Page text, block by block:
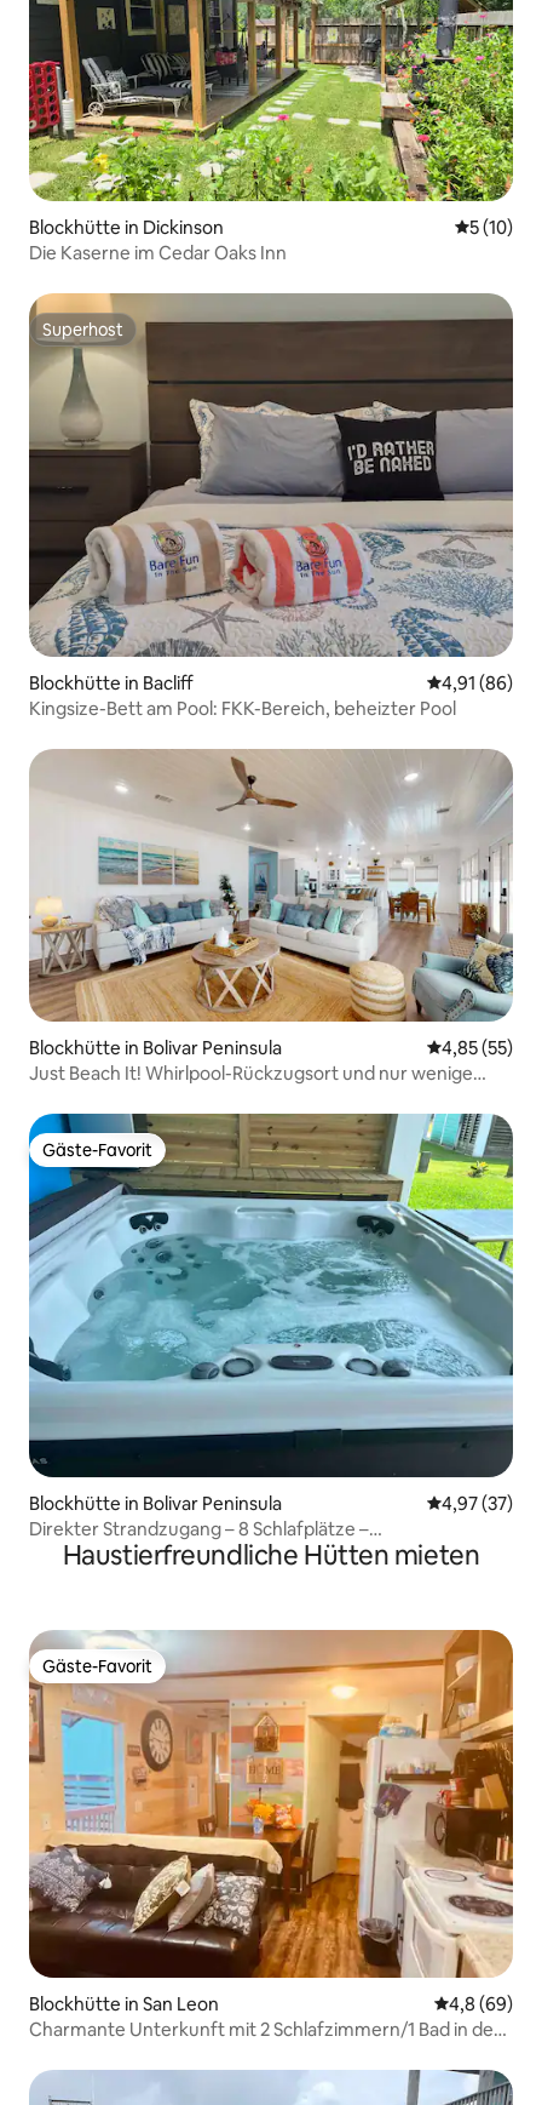
Blockhütte in Dickinson
5 (10)
Die Kaserne im Cedar Oaks Inn
Superhost
Superhost
Blockhütte in Bacliff
4,91 (86)
Kingsize-Bett am Pool: FKK-Bereich, beheizter Pool
Blockhütte in Bolivar Peninsula
4,85 (55)
Just Beach It! Whirlpool-Rückzugsort und nur wenige
Gäste-Favorit
Gäste-Favorit
Blockhütte in Bolivar Peninsula
4,97 (37)
Direkter Strandzugang – 8 Schlafplätze –
Haustierfreundlich
Haustierfreundliche Hütten mieten
Gäste-Favorit
Gäste-Favorit
Blockhütte in San Leon
4,8 (69)
Charmante Unterkunft mit 2 Schlafzimmern/1 Bad in der